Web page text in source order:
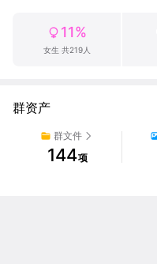
11%
女生 共219人
群资产
群文件
144项